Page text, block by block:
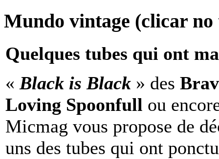
Mundo vintage (clicar
Quelques tubes qui ont
« Black is Black » des
Loving Spoonfull ou
Micmag vous propose de
uns des tubes qui ont